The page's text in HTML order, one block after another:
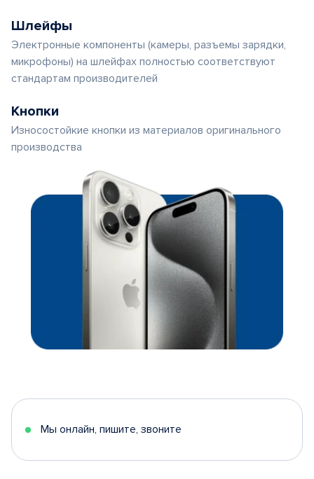
Шлейфы
Электронные компоненты (камеры, разъемы зарядки,
микрофоны) на шлейфах полностью соответствуют
стандартам производителей
Кнопки
Износостойкие кнопки из материалов оригинального
производства
Мы онлайн, пишите, звоните